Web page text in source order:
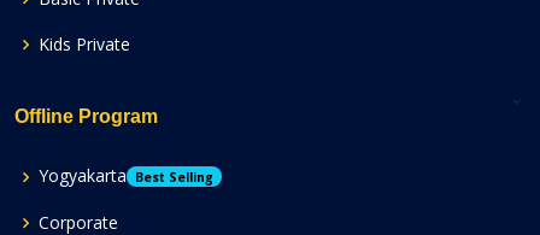
Kids Private
Offline Program
Yogyakarta Best Selling
Corporate